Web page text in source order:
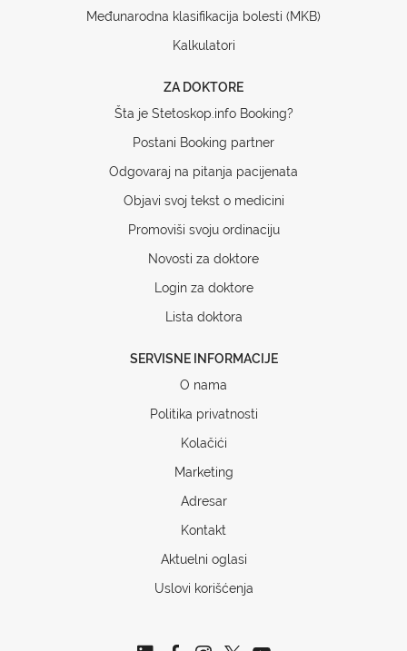
Međunarodna klasifikacija bolesti (MKB)
Kalkulatori
ZA DOKTORE
Šta je Stetoskop.info Booking?
Postani Booking partner
Odgovaraj na pitanja pacijenata
Objavi svoj tekst o medicini
Promoviši svoju ordinaciju
Novosti za doktore
Login za doktore
Lista doktora
SERVISNE INFORMACIJE
O nama
Politika privatnosti
Kolačići
Marketing
Adresar
Kontakt
Aktuelni oglasi
Uslovi korišćenja